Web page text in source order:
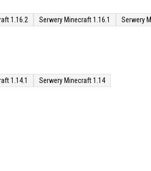
1.16.2 Serwery Minecraft 1.16.1 Serwery
1.14.1 Serwery Minecraft 1.14